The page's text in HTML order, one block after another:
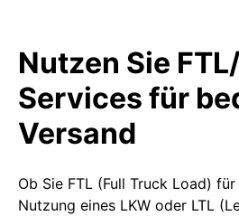
Nutzen Sie
Services für
Versand
Ob Sie FTL (Full Truck Load)
Nutzung eines LKW oder LTL